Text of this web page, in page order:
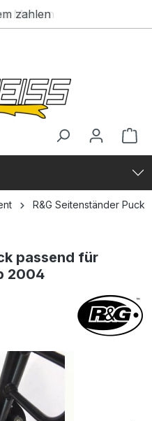
Marken
zahlen
R&G Seitenständer Puck
passend für
2004